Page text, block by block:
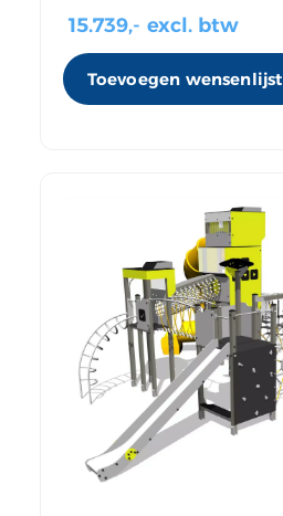
15.739,- excl. btw
Toevoegen wensenlijst